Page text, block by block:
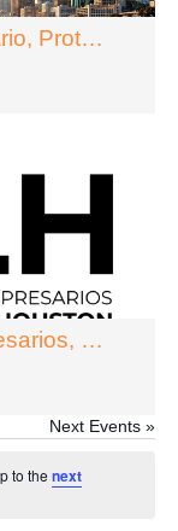
Piensa como Empresario, Protegete como Abogado
Un Cafecito con Empresarios, Legado Inteligente
Next Events »
to the next